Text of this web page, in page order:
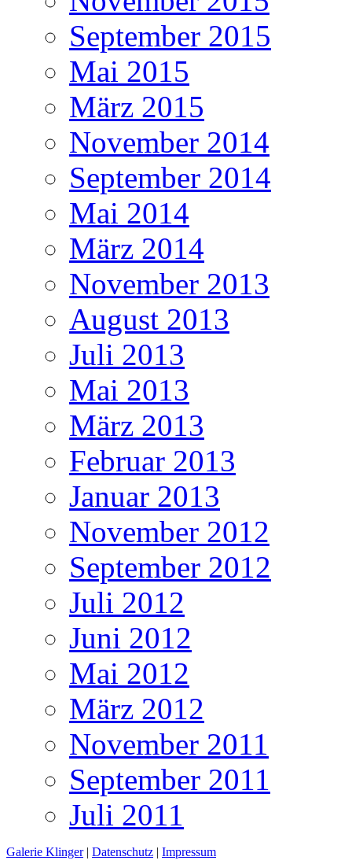
September 2015
Mai 2015
März 2015
November 2014
September 2014
Mai 2014
März 2014
November 2013
August 2013
Juli 2013
Mai 2013
März 2013
Februar 2013
Januar 2013
November 2012
September 2012
Juli 2012
Juni 2012
Mai 2012
März 2012
November 2011
September 2011
Juli 2011
Galerie Klinger| Datenschutz | Impressum